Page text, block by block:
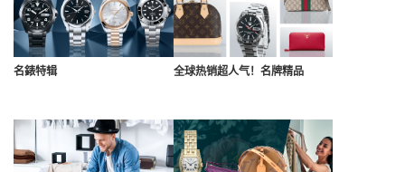
名錶特辑 全球热销超人气！名牌精品